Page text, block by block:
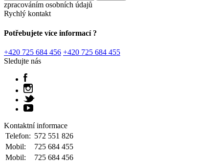
zpracováním osobních údajů
Rychlý kontakt
Potřebujete více informací ?
+420 725 684 456 +420 725 684 455
Sledujte nás
Kontaktní informace
Telefon: 572 551 826
Mobil:
725 684 455
Mobil:
725 684 456